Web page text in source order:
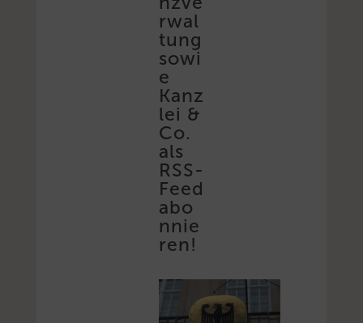
rwal
tung
sowi
e
Kanz
lei &
Co.
als
RSS-
Feed
abo
nnie
ren!